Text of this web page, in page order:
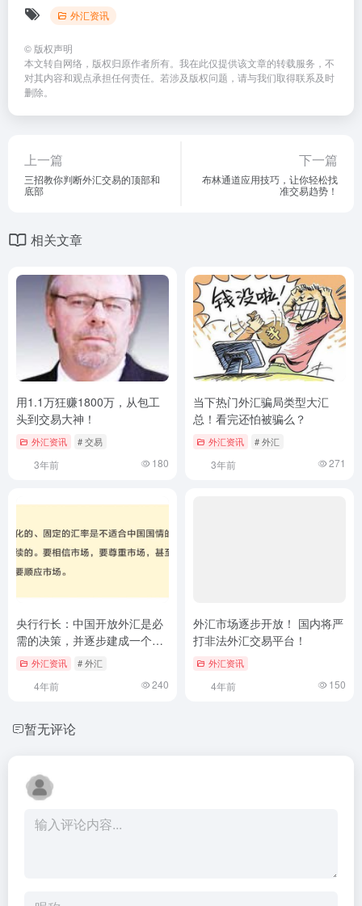
外汇资讯
© 版权声明
本文转自网络，版权归原作者所有。我在此仅提供该文章的转载服务，不
对其内容和观点承担任何责任。若涉及版权问题，请与我们取得联系及时
删除。
上一篇
三招教你判断外汇交易的顶部和
底部
下一篇
布林通道应用技巧，让你轻松找
准交易趋势！
相关文章
用1.1万狂赚1800万，从包工
头到交易大神！
外汇资讯 # 交易
3年前 180
当下热门外汇骗局类型大汇
总！看完还怕被骗么？
外汇资讯 # 外汇
3年前 271
央行行长：中国开放外汇是必
需的决策，并逐步建成一个成
熟发达的多层级外汇市场体
外汇资讯 # 外汇
4年前 240
外汇市场逐步开放！ 国内将严
打非法外汇交易平台！
外汇资讯
4年前 150
暂无评论